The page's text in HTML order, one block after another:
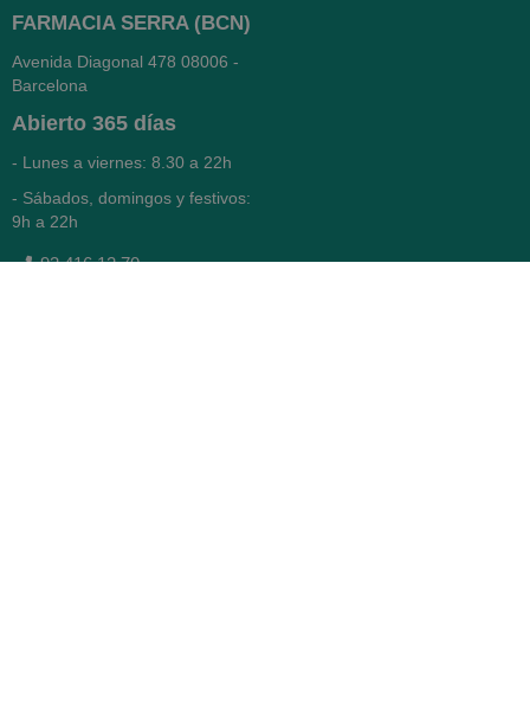
FARMACIA SERRA (BCN)
Avenida Diagonal 478 08006 -
Barcelona
Abierto 365 días
- Lunes a viernes: 8.30 a 22h
- Sábados, domingos y festivos:
9h a 22h
93 416 12 70